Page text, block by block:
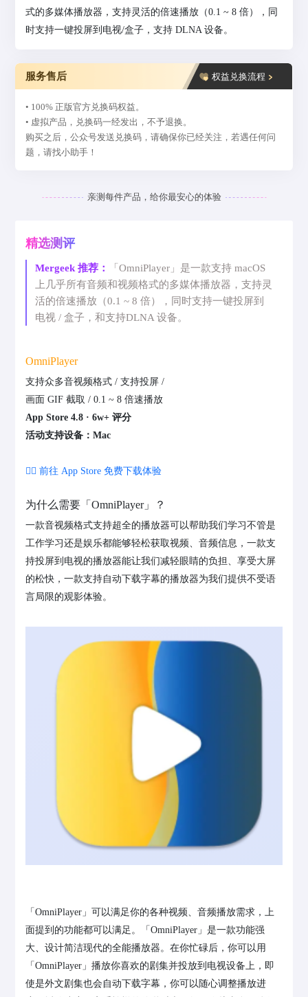
式的多媒体播放器，支持灵活的倍速播放（0.1 ~ 8 倍），同
时支持一键投屏到电视/盒子，支持 DLNA 设备。
服务售后 权益兑换流程
• 100% 正版官方兑换码权益。
• 虚拟产品，兑换码一经发出，不予退换。
购买之后，公众号发送兑换码，请确保你已经关注，若遇任何问
题，请找小助手！
亲测每件产品，给你最安心的体验
精选测评
Mergeek 推荐：
「OmniPlayer」是一款支持 macOS
上几乎所有音频和视频格式的多媒体播放器，支持灵
活的倍速播放（0.1 ~ 8 倍），同时支持一键投屏到
电视 / 盒子，和支持DLNA 设备。
OmniPlayer
支持众多音视频格式 / 支持投屏 /
画面 GIF 截取 / 0.1 ~ 8 倍速播放
App Store 4.8 · 6w+ 评分
活动支持设备：Mac
👉🏻 前往 App Store 免费下载体验
为什么需要「OmniPlayer」？
一款音视频格式支持超全的播放器可以帮助我们学习不管是
工作学习还是娱乐都能够轻松获取视频、音频信息，一款支
持投屏到电视的播放器能让我们减轻眼睛的负担、享受大屏
的松快，一款支持自动下载字幕的播放器为我们提供不受语
言局限的观影体验。
「OmniPlayer」可以满足你的各种视频、音频播放需求，上
面提到的功能都可以满足。「OmniPlayer」是一款功能强
大、设计简洁现代的全能播放器。在你忙碌后，你可以用
「OmniPlayer」播放你喜欢的剧集并投放到电视设备上，即
使是外文剧集也会自动下载字幕，你可以随心调整播放进